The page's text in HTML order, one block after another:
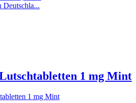
Deutschla...
1 mg Mint